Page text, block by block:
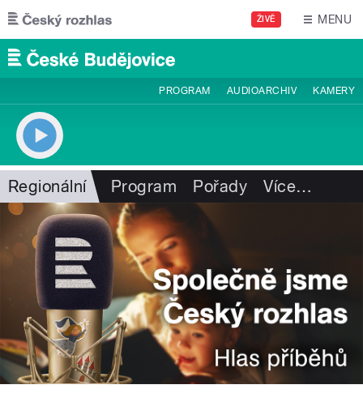
Přejít k hlavnímu obsahu
ŽIVĚ MENU
PROGRAM AUDIOARCHIV KAMERY
Regionální Program Pořady Více…